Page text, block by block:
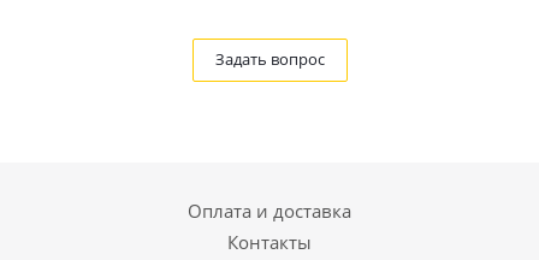
Задать вопрос
Оплата и доставка
Контакты